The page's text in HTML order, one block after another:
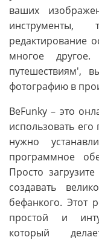
ваших
редактирование
многое
путешествиям',
фотографию в
BeFunky – это
использовать
нужно
программное
Просто
создавать
бефанкого. Этот
простой и
который